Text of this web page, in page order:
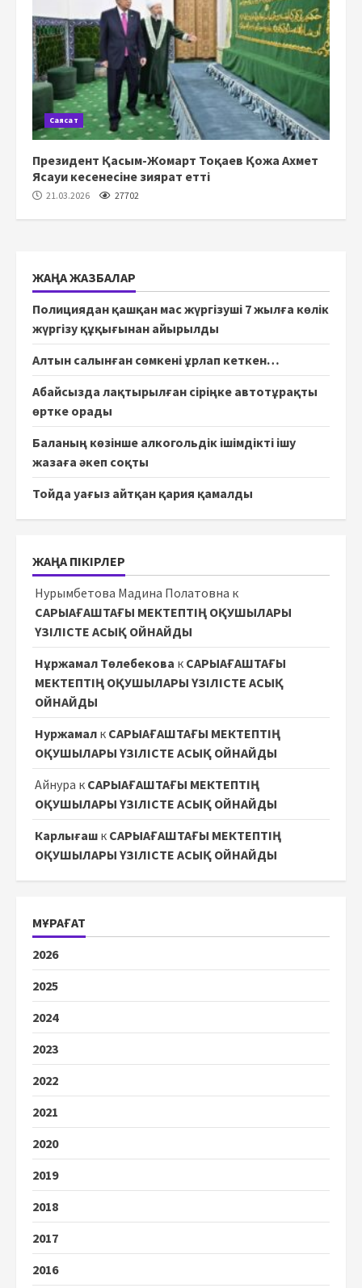
Саясат
Президент Қасым-Жомарт Тоқаев Қожа Ахмет
Ясауи кесенесіне зиярат етті
21.03.2026 27702
ЖАҢА ЖАЗБАЛАР
Полициядан қашқан мас жүргізуші 7 жылға көлік
жүргізу құқығынан айырылды
Алтын салынған сөмкені ұрлап кеткен…
Абайсызда лақтырылған сіріңке автотұрақты
өртке орады
Баланың көзінше алкогольдік ішімдікті ішу
жазаға әкеп соқты
Тойда уағыз айтқан қария қамалды
ЖАҢА ПІКІРЛЕР
Нурымбетова Мадина Полатовна к
САРЫАҒАШТАҒЫ МЕКТЕПТІҢ ОҚУШЫЛАРЫ
ҮЗІЛІСТЕ АСЫҚ ОЙНАЙДЫ
Нұржамал Төлебекова к САРЫАҒАШТАҒЫ
МЕКТЕПТІҢ ОҚУШЫЛАРЫ ҮЗІЛІСТЕ АСЫҚ
ОЙНАЙДЫ
Нуржамал к САРЫАҒАШТАҒЫ МЕКТЕПТІҢ
ОҚУШЫЛАРЫ ҮЗІЛІСТЕ АСЫҚ ОЙНАЙДЫ
Айнура к САРЫАҒАШТАҒЫ МЕКТЕПТІҢ
ОҚУШЫЛАРЫ ҮЗІЛІСТЕ АСЫҚ ОЙНАЙДЫ
Карлығаш к САРЫАҒАШТАҒЫ МЕКТЕПТІҢ
ОҚУШЫЛАРЫ ҮЗІЛІСТЕ АСЫҚ ОЙНАЙДЫ
МҰРАҒАТ
2026
2025
2024
2023
2022
2021
2020
2019
2018
2017
2016